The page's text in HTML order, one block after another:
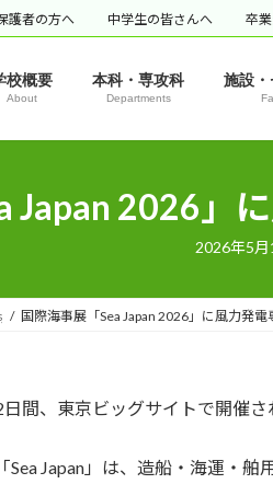
護者の方へ 中学生の皆さんへ 卒
校概要
About
本科・専攻科
Departments
施設
Japan 2026」
2026年5月
国際海事展「Sea Japan 2026」に風力発
間、東京ビッグサイトで開催
Japan」は、造船・海運・